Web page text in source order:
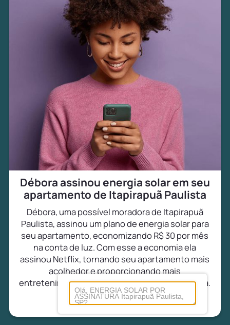
Débora assinou energia solar em seu
apartamento de Itapirapuã Paulista
Débora, uma possível moradora de Itapirapuã
Paulista, assinou um plano de energia solar para
seu apartamento, economizando R$ 30 por mês
na conta de luz. Com esse a economia ela
assinou Netflix, tornando seu apartamento mais
acolhedor e proporcionando mais
entretenimento e conforto para ela e sua família.